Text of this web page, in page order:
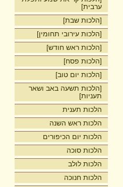
ערבית]
[הלכות שבת]
[הלכות עירובי תחומין]
[הלכות ראש חודש]
[הלכות פסח]
[הלכות יום טוב]
[הלכות תשעה באב ושאר
תעניות]
הלכות תענית
הלכות ראש השנה
הלכות יום הכיפורים
הלכות סוכה
הלכות לולב
הלכות חנוכה